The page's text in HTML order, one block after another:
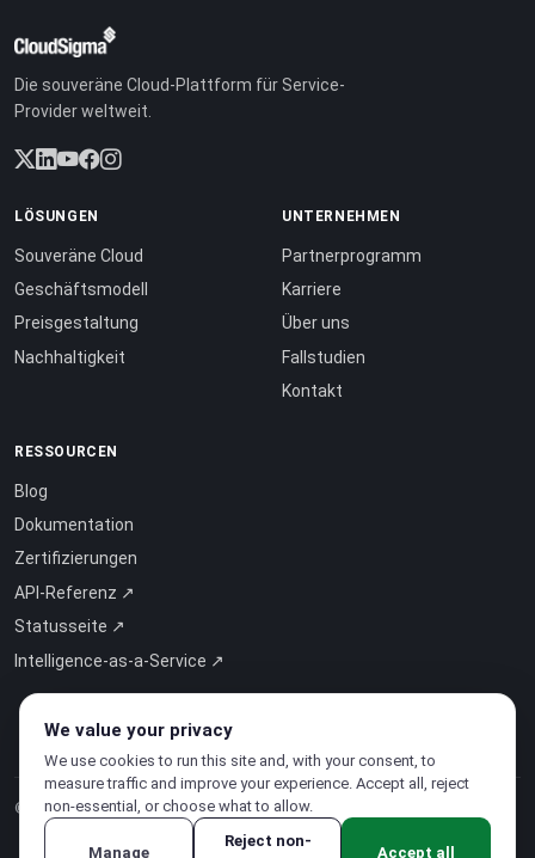
Die souveräne Cloud-Plattform für Service-
Provider weltweit.
LÖSUNGEN
Souveräne Cloud
Geschäftsmodell
Preisgestaltung
Nachhaltigkeit
UNTERNEHMEN
Partnerprogramm
Karriere
Über uns
Fallstudien
Kontakt
RESSOURCEN
Blog
Dokumentation
Zertifizierungen
API-Referenz ↗
Statusseite ↗
Intelligence-as-a-Service ↗
© 2026 CloudSigma Holding AG.Alle Rechte vorbehalten
We value your privacy
We use cookies to run this site and, with your consent, to
measure traffic and improve your experience. Accept all, reject
non-essential, or choose what to allow.
Manage
Reject non-
Accept all